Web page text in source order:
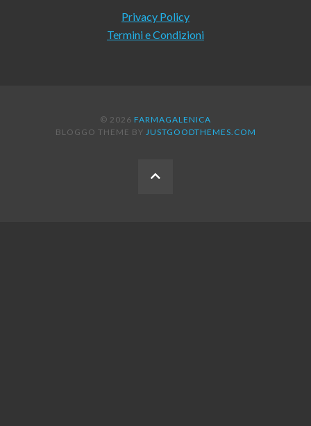
Privacy Policy
Termini e Condizioni
© 2026 FARMAGALENICA
BLOGGO THEME BY JUSTGOODTHEMES.COM
BACK